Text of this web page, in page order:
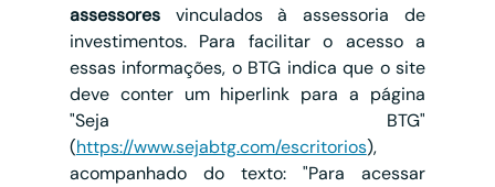
assessores vinculados à assessoria de
investimentos. Para facilitar o acesso a
essas informações, o BTG indica que o site
deve conter um hiperlink para a página
"Seja BTG"
(https://www.sejabtg.com/escritorios),
acompanhado do texto: "Para acessar